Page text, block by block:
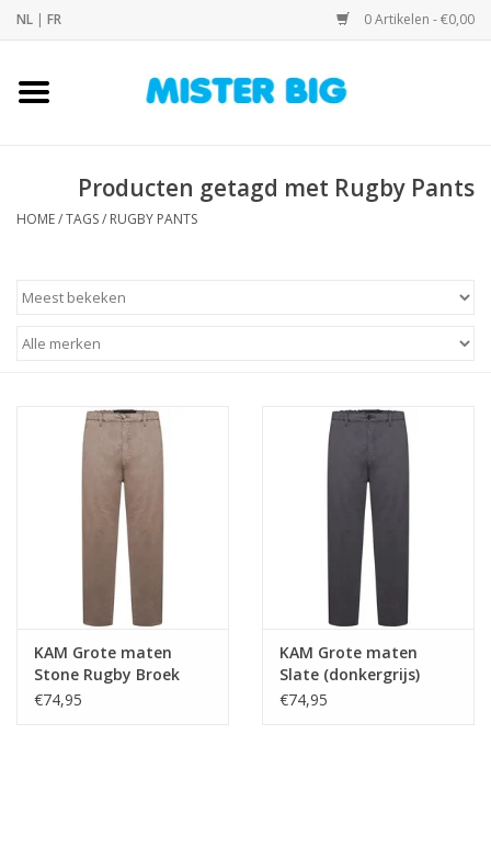
NL | FR 0 Artikelen - €0,00
Home
Onze Winkel
Contact
BLOGS
Producten getagd met Rugby Pants
HOME/TAGS/ RUGBY PANTS
KAM Grote maten
Stone Rugby Broek
€74,95
KAM Grote maten
Slate (donkergrijs)
Rugbybroek
€74,95